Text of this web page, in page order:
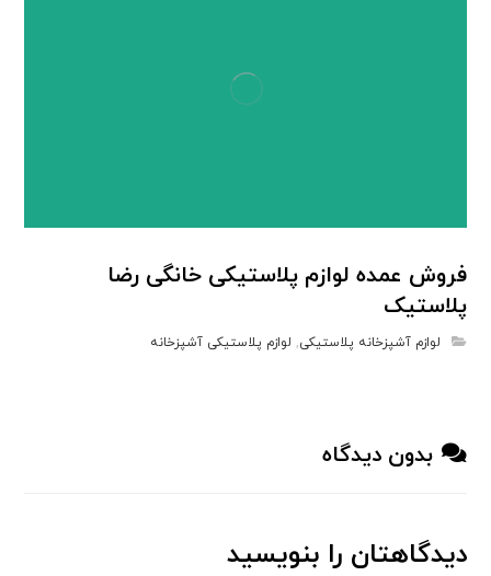
فروش عمده لوازم پلاستیکی خانگی رضا
پلاستیک
لوازم آشپزخانه پلاستیکی, لوازم پلاستیکی آشپزخانه
بدون دیدگاه
دیدگاهتان را بنویسید